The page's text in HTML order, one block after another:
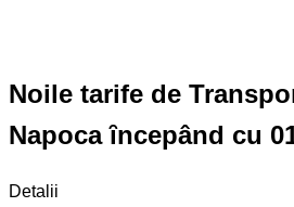
Noile tarife de
Napoca ȋncepând cu
Detalii